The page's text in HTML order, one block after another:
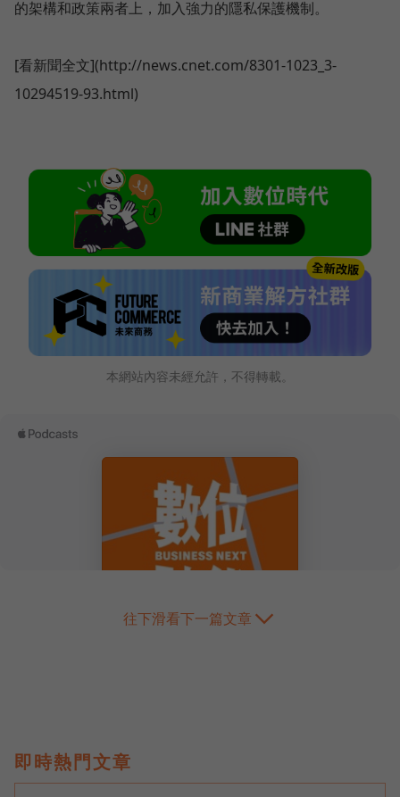
的架構和政策兩者上，加入強力的隱私保護機制。
[看新聞全文](http://news.cnet.com/8301-1023_3-
10294519-93.html)
本網站內容未經允許，不得轉載。
往下滑看下一篇文章
即時熱門文章